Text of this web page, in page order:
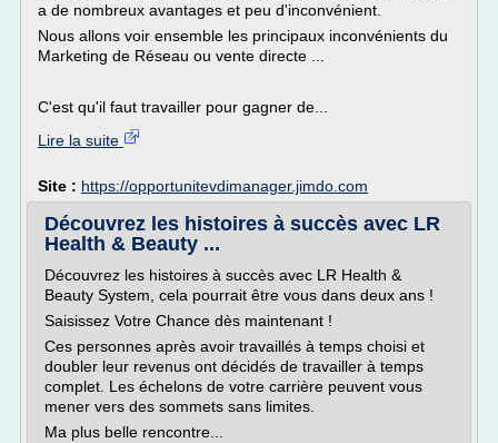
a de nombreux avantages et peu d'inconvénient.
Nous allons voir ensemble les principaux inconvénients du
Marketing de Réseau ou vente directe ...
C'est qu'il faut travailler pour gagner de...
Lire la suite
Site : https://opportunitevdimanager.jimdo.com
Découvrez les histoires à succès avec LR
Health & Beauty ...
Découvrez les histoires à succès avec LR Health &
Beauty System, cela pourrait être vous dans deux ans !
Saisissez Votre Chance dès maintenant !
Ces personnes après avoir travaillés à temps choisi et
doubler leur revenus ont décidés de travailler à temps
complet. Les échelons de votre carrière peuvent vous
mener vers des sommets sans limites.
Ma plus belle rencontre...